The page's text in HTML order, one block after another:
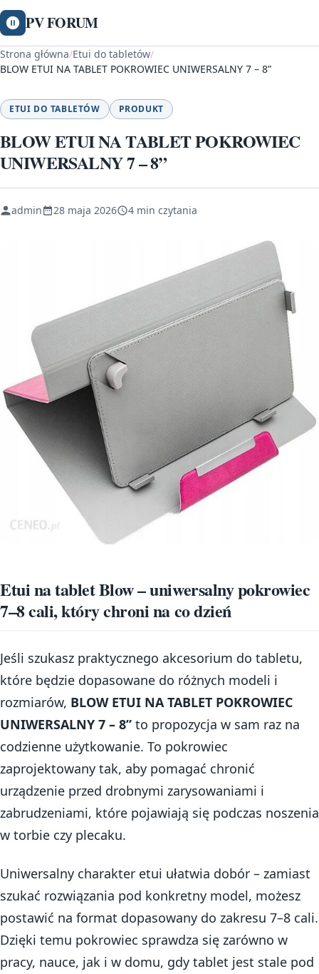
PV FORUM
Strona główna/Etui do tabletów/
BLOW ETUI NA TABLET POKROWIEC UNIWERSALNY 7 – 8”
ETUI DO TABLETÓW PRODUKT
BLOW ETUI NA TABLET POKROWIEC
UNIWERSALNY 7 – 8”
admin 28 maja 2026 4 min czytania
Etui na tablet Blow – uniwersalny pokrowiec
7–8 cali, który chroni na co dzień
Jeśli szukasz praktycznego akcesorium do tabletu,
które będzie dopasowane do różnych modeli i
rozmiarów, BLOW ETUI NA TABLET POKROWIEC
UNIWERSALNY 7 – 8” to propozycja w sam raz na
codzienne użytkowanie. To pokrowiec
zaprojektowany tak, aby pomagać chronić
urządzenie przed drobnymi zarysowaniami i
zabrudzeniami, które pojawiają się podczas noszenia
w torbie czy plecaku.
Uniwersalny charakter etui ułatwia dobór – zamiast
szukać rozwiązania pod konkretny model, możesz
postawić na format dopasowany do zakresu 7–8 cali.
Dzięki temu pokrowiec sprawdza się zarówno w
pracy, nauce, jak i w domu, gdy tablet jest stale pod